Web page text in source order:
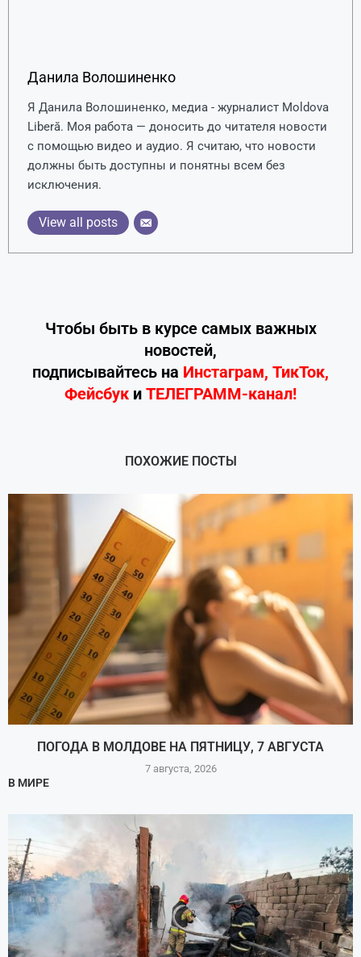
Данила Волошиненко
Я Данила Волошиненко, медиа - журналист Moldova
Liberă. Моя работа — доносить до читателя новости
с помощью видео и аудио. Я считаю, что новости
должны быть доступны и понятны всем без
исключения.
View all posts
Чтобы быть в курсе самых важных
новостей,
подписывайтесь на Инстаграм, ТикТок,
Фейсбук и ТЕЛЕГРАММ-канал!
ПОХОЖИЕ ПОСТЫ
ПОГОДА В МОЛДОВЕ НА ПЯТНИЦУ, 7 АВГУСТА
7 августа, 2026
В МИРЕ